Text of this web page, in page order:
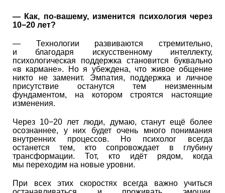
— Как, по-вашему, изменится психология через
10−20 лет?
— Технологии развиваются стремительно,
и благодаря искусственному интеллекту,
психологическая поддержка становится буквально
«в кармане». Но я убеждена, что живое общение
никто не заменит. Эмпатия, поддержка и личное
присутствие останутся тем неизменным
фундаментом, на котором строятся настоящие
изменения.
Через 10−20 лет люди, думаю, станут ещё более
осознаннее, у них будет очень много понимания
внутренних процессов. Но психолог всегда
останется тем, кто сопровождает в глубину
трансформации. Тот, кто идёт рядом, когда
мы переходим на новые уровни.
При всех этих скоростях всегда важно учиться